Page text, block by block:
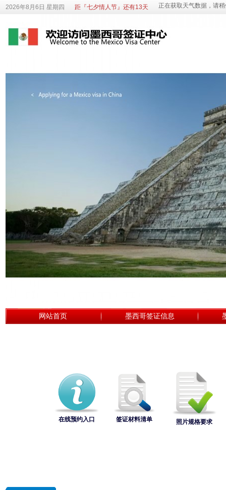
2026年8月6日 星期四 距『七夕情人节』还有13天
网站首页 墨西哥签证信息
在线预约入口 签证材料清单 照片规格要求